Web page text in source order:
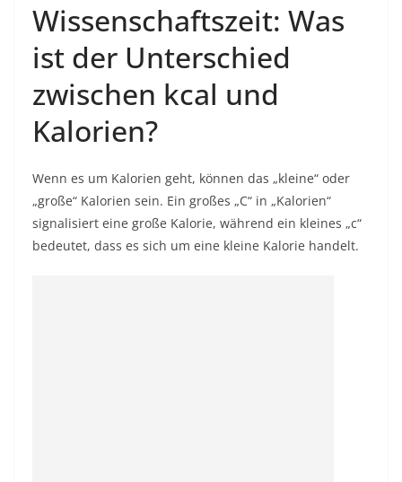
Wissenschaftszeit: Was
ist der Unterschied
zwischen kcal und
Kalorien?
Wenn es um Kalorien geht, können das „kleine“ oder
„große“ Kalorien sein. Ein großes „C“ in „Kalorien“
signalisiert eine große Kalorie, während ein kleines „c“
bedeutet, dass es sich um eine kleine Kalorie handelt.